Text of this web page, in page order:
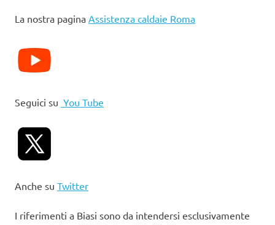
La nostra pagina Assistenza caldaie Roma
Seguici su You Tube
Anche su Twitter
I riferimenti a Biasi sono da intendersi esclusivamente